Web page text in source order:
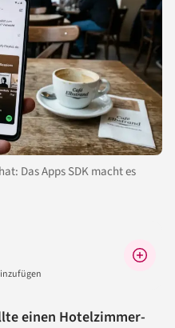
Das Apps SDK macht es
lohnt sich das?
einen Hotelzimmer-